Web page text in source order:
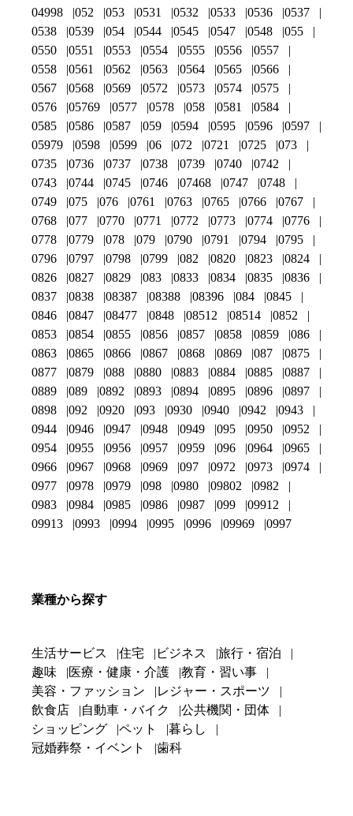
04998
052 053 0531 0532 0533 0536
0537
0538
0539 054 0544 0545 0547 0548
055
0550
0551 0553 0554 0555 0556
0557
0558
0561 0562 0563 0564 0565
0566
0567
0568 0569 0572 0573 0574
0575
0576
05769 0577 0578 058 0581
0584
0585
0586 0587 059 0594 0595 0596
0597
05979
0598 0599 06 072 0721 0725
073
0735
0736 0737 0738 0739 0740
0742
0743
0744 0745 0746 07468 0747
0748
0749
075 076 0761 0763 0765 0766
0767
0768
077 0770 0771 0772 0773 0774
0776
0778
0779 078 079 0790 0791 0794
0795
0796
0797 0798 0799 082 0820 0823
0824
0826
0827 0829 083 0833 0834 0835
0836
0837
0838 08387 08388 08396 084
0845
0846
0847 08477 0848 08512 08514
0852
0853
0854 0855 0856 0857 0858 0859
086
0863
0865 0866 0867 0868 0869 087
0875
0877
0879 088 0880 0883 0884 0885
0887
0889
089 0892 0893 0894 0895 0896
0897
0898
092 0920 093 0930 0940 0942
0943
0944
0946 0947 0948 0949 095 0950
0952
0954
0955 0956 0957 0959 096 0964
0965
0966
0967 0968 0969 097 0972 0973
0974
0977
0978 0979 098 0980 09802
0982
0983
0984 0985 0986 0987 099
09912
09913
0993 0994 0995 0996 09969 0997
業種から探す
生活サービス 住宅 ビジネス
旅行・宿泊
趣味
医療・健康・介護
教育・習い事
美容・ファッション
レジャー・スポーツ
飲食店
自動車・バイク
公共機関・団体
ショッピング
ペット
暮らし
冠婚葬祭・イベント
歯科